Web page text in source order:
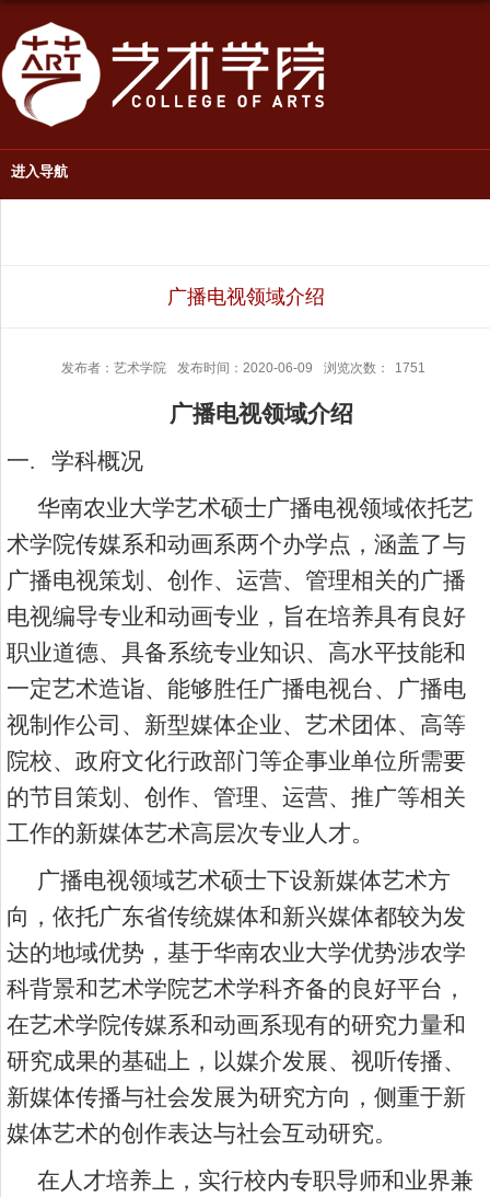
进入导航
广播电视领域介绍
发布者：艺术学院 发布时间：2020-06-09 浏览次数： 1751
广播电视领域介绍
一.
学科概况
华南农业大学艺术硕士广播电视领域依托艺
术学院传媒系和动画系两个办学点，涵盖了与
广播电视策划、创作、运营、管理相关的广播
电视编导专业和动画专业，旨在培养具有良好
职业道德、具备系统专业知识、高水平技能和
一定艺术造诣、能够胜任广播电视台、广播电
视制作公司、新型媒体企业、艺术团体、高等
院校、政府文化行政部门等企事业单位所需要
的节目策划、创作、管理、运营、推广等相关
工作的新媒体艺术高层次专业人才。
广播电视领域艺术硕士下设新媒体艺术方
向，依托广东省传统媒体和新兴媒体都较为发
达的地域优势，基于华南农业大学优势涉农学
科背景和艺术学院艺术学科齐备的良好平台，
在艺术学院传媒系和动画系现有的研究力量和
研究成果的基础上，以媒介发展、视听传播、
新媒体传播与社会发展为研究方向，侧重于新
媒体艺术的创作表达与社会互动研究。
在人才培养上，实行校内专职导师和业界兼